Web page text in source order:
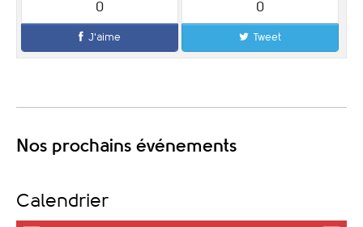
0
J'aime
0
Tweet
Nos prochains événements
Calendrier